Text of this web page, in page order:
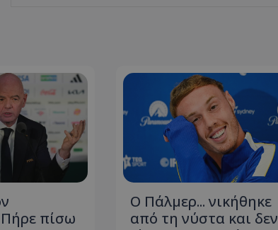
Πήρε πίσω
Ο Πάλμερ... νικήθηκε
από τη νύστα και δεν